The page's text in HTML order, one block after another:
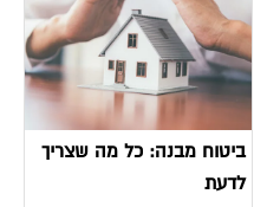
ביטוח מבנה: כל מה שצריך
לדעת